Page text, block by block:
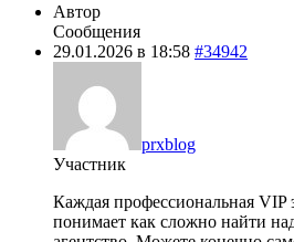
Автор
Сообщения
29.01.2026 в 18:58 #34942
prxblog
Участник
Каждая профессиональная VIP
понимает как сложно найти